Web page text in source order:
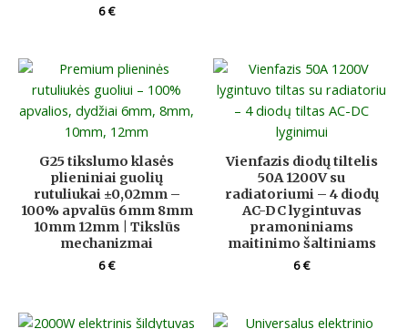
6€
G25 tikslumo klasės
plieniniai guolių
rutuliukai ±0,02mm –
100% apvalūs 6mm 8mm
10mm 12mm | Tikslūs
mechanizmai
6€
Vienfazis diodų tiltelis
50A 1200V su
radiatoriumi – 4 diodų
AC-DC lygintuvas
pramoniniams
maitinimo šaltiniams
6€